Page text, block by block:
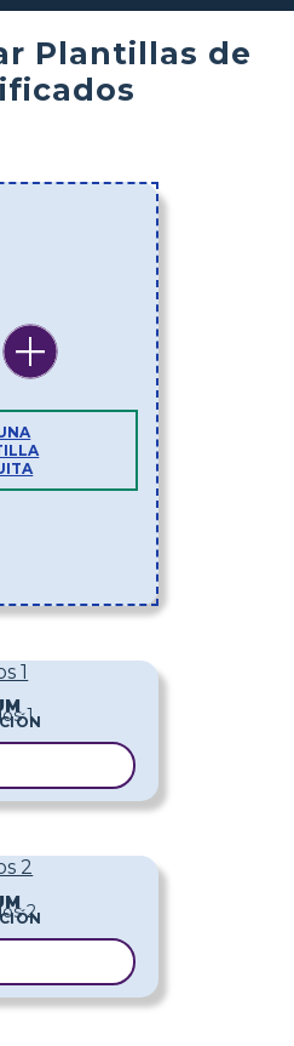
Plantillas de
1
2